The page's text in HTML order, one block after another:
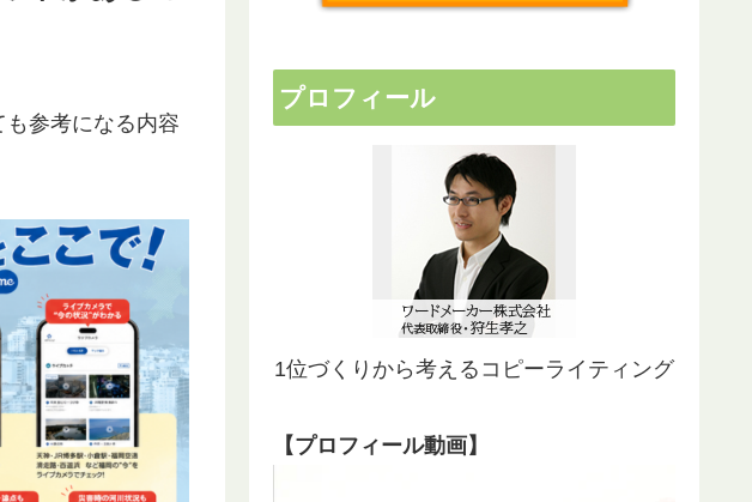
参考になる内容
プロフィール
1位づくりから考えるコピーライティング
【プロフィール動画】